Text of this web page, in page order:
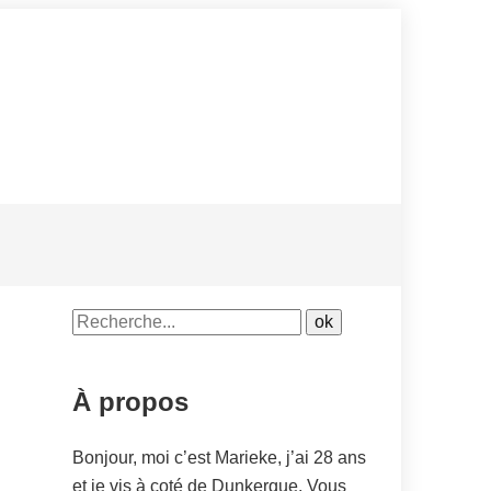
À propos
Bonjour, moi c’est Marieke, j’ai 28 ans
et je vis à coté de Dunkerque. Vous